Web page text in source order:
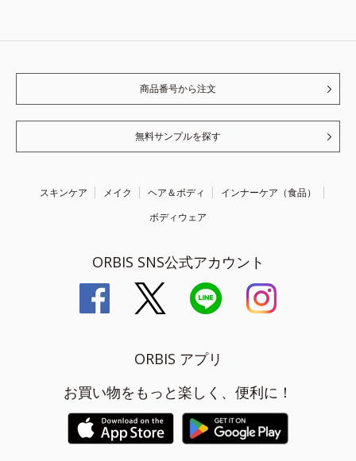
商品番号から注文
無料サンプルを探す
スキンケア メイク ヘア＆ボディ
インナーケア（食品）
ボディウェア
ORBIS SNS公式アカウント
ORBIS アプリ
お買い物をもっと楽しく、便利に！